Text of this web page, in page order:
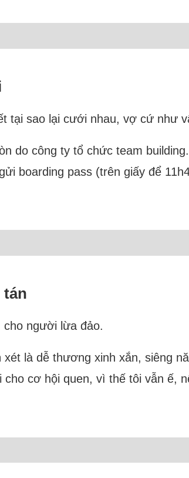
tại sao lại cưới nhau, vợ cứ như
do công ty tổ chức team
boarding pass (trên giấy để
tán
cho người lừa đảo.
là dễ thương xinh xắn, siêng
cơ hội quen, vì thế tôi vẫn ế,